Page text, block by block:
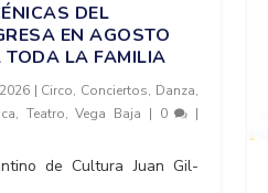
DEL
EN AGOSTO
TODA LA FAMILIA
| Circo, Conciertos, Danza,
, Teatro,Vega Baja | 0 |
de Cultura Juan Gil-